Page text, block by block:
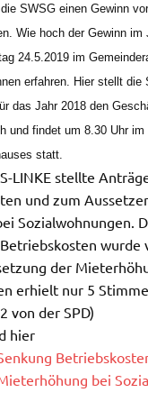
SWSG einen Gewinn
Wie hoch der Gewinn im
24.5.2019 im
erfahren. Hier stellt die
das Jahr 2018 den
und findet um 8.30 Uhr
statt.
LINKE stellte
und zum
Sozialwohnungen.
wurde
der
erhielt nur 5
von der SPD)
hier
bei